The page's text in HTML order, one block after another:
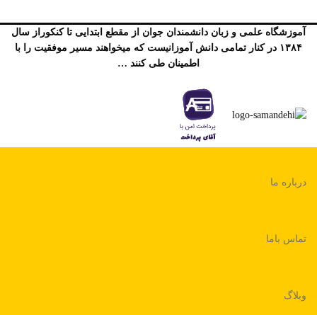
آموزشگاه علمی و زبان دانشمندان جوان از مقطع ابتدایی تا کنکوراز سال
۱۳۸۴ در کنار تمامی دانش آموزانیست که میخواهند مسیر موفقیت را با
اطمینان طی کنند …
درباره ما
تماس باما
وبلاگ